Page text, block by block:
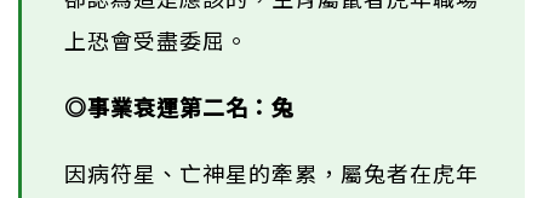
上恐會受盡委屈。
◎事業衰運第二名：兔
因病符星、亡神星的牽累，屬兔者在虎年